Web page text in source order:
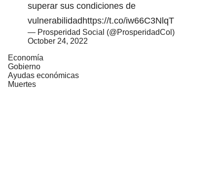
superar sus condiciones de
vulnerabilidadhttps://t.co/iw66C3NlqT
— Prosperidad Social (@ProsperidadCol)
October 24, 2022
Economía
Gobierno
Ayudas económicas
Muertes